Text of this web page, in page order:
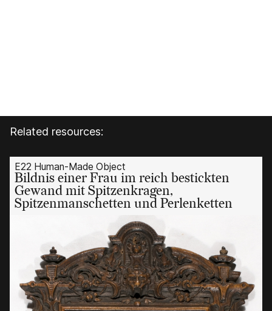
Related resources:
E22 Human-Made Object
Bildnis einer Frau im reich bestickten
Gewand mit Spitzenkragen,
Spitzenmanschetten und Perlenketten